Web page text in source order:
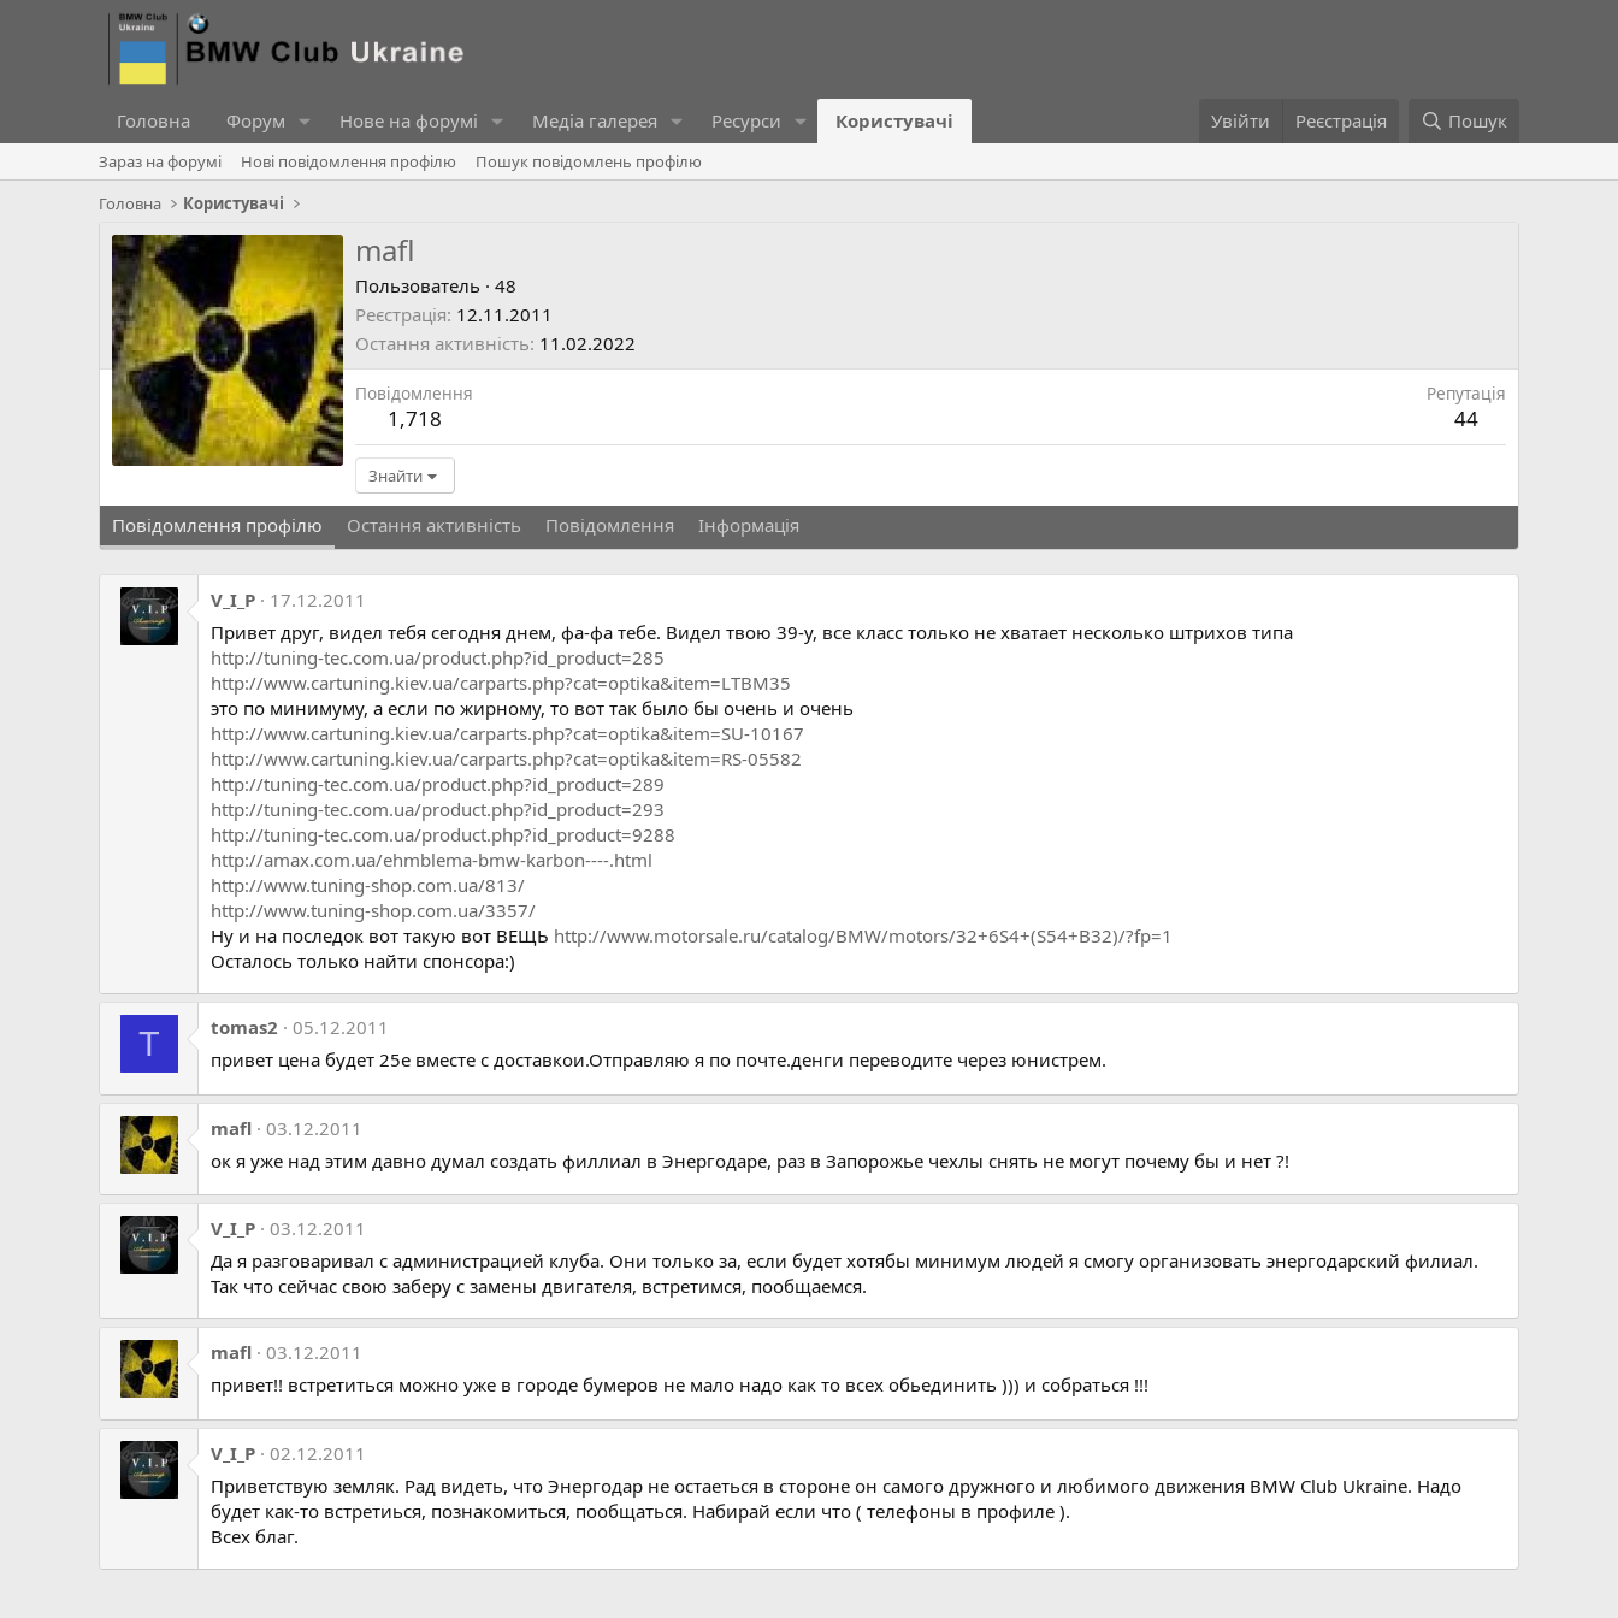
Головна Форум Нове на форумі Медіа галерея Ресурси Користувачі Увійти Реєстрація Пошук
Зараз на форумі Нові повідомлення профілю
Пошук повідомлень профілю
Головна
Користувачі
mafl
Пользователь · 48
Реєстрація 12.11.2011
Остання активність 11.02.2022
Повідомлення
1,718
Репутація
44
Знайти
Повідомлення профілю Остання активність Повідомлення Інформація
V_I_P
17.12.2011
Привет друг, видел тебя сегодня днем, фа-фа тебе. Видел твою 39-у, все класс только не хватает несколько штрихов типа
http://tuning-tec.com.ua/product.php?id_product=285
http://www.cartuning.kiev.ua/carparts.php?cat=optika&item=LTBM35
это по минимуму, а если по жирному, то вот так было бы очень и очень
http://www.cartuning.kiev.ua/carparts.php?cat=optika&item=SU-10167
http://www.cartuning.kiev.ua/carparts.php?cat=optika&item=RS-05582
http://tuning-tec.com.ua/product.php?id_product=289
http://tuning-tec.com.ua/product.php?id_product=293
http://tuning-tec.com.ua/product.php?id_product=9288
http://amax.com.ua/ehmblema-bmw-karbon----.html
http://www.tuning-shop.com.ua/813/
http://www.tuning-shop.com.ua/3357/
Ну и на последок вот такую вот ВЕЩЬ http://www.motorsale.ru/catalog/BMW/motors/32+6S4+(S54+B32)/?fp=1
Осталось только найти спонсора:)
T tomas2
05.12.2011
привет цена будет 25е вместе с доставкои.Отправляю я по почте.денги переводите через юнистрем.
mafl 03.12.2011
ок я уже над этим давно думал создать филлиал в Энергодаре, раз в Запорожье чехлы снять не могут почему бы и нет ?!
V_I_P 03.12.2011
Да я разговаривал с администрацией клуба. Они только за, если будет хотябы минимум людей я смогу организовать энергодарский филиал.
Так что сейчас свою заберу с замены двигателя, встретимся, пообщаемся.
mafl 03.12.2011
привет!! встретиться можно уже в городе бумеров не мало надо как то всех обьединить ))) и собраться !!!
V_I_P 02.12.2011
Приветствую земляк. Рад видеть, что Энергодар не остаеться в стороне он самого дружного и любимого движения BMW Club Ukraine. Надо
будет как-то встретиься, познакомиться, пообщаться. Набирай если что ( телефоны в профиле ).
Всех благ.